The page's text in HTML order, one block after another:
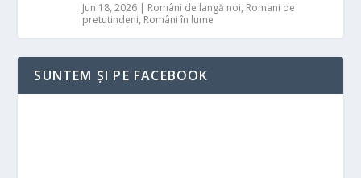
Jun 18, 2026 | Români de langă noi, Romani de
pretutindeni, Români în lume
SUNTEM ȘI PE FACEBOOK